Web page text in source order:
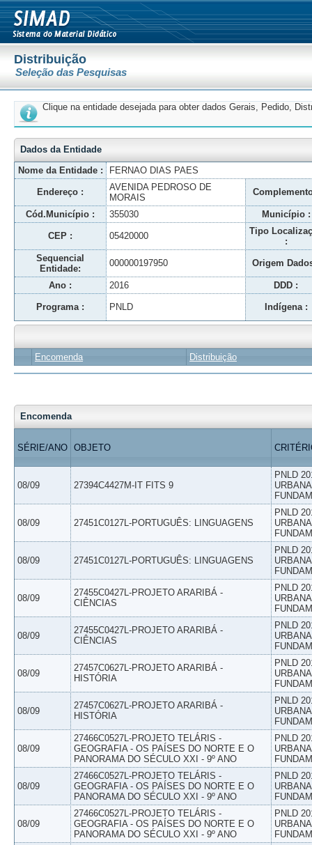
Distribuição
Seleção das Pesquisas
Clique na entidade desejada para obter dados Gerais, Pedido,
Dados da Entidade
Nome da Entidade :
FERNAO DIAS PAES
Endereço :
AVENIDA PEDROSO DE
MORAIS
Cód.Município : 355030 Município :
CEP : 05420000
Tipo
:
Sequencial
Entidade:
000000197950 Origem
Ano : 2016 DDD :
Programa : PNLD Indígena :
Encomenda Distribuição
Encomenda
SÉRIE/ANO OBJETO
08/09 27394C4427M-IT FITS 9
PNLD
08/09 27451C0127L-PORTUGUÊS: LINGUAGENS
PNLD
08/09 27451C0127L-PORTUGUÊS: LINGUAGENS
PNLD
08/09
27455C0427L-PROJETO ARARIBÁ -
CIÊNCIAS
PNLD
08/09
27455C0427L-PROJETO ARARIBÁ -
CIÊNCIAS
PNLD
08/09
27457C0627L-PROJETO ARARIBÁ -
HISTÓRIA
PNLD
08/09
27457C0627L-PROJETO ARARIBÁ -
HISTÓRIA
PNLD
08/09
27466C0527L-PROJETO TELÁRIS -
GEOGRAFIA - OS PAÍSES DO NORTE E O
PANORAMA DO SÉCULO XXI - 9º ANO
PNLD
08/09
27466C0527L-PROJETO TELÁRIS -
GEOGRAFIA - OS PAÍSES DO NORTE E O
PANORAMA DO SÉCULO XXI - 9º ANO
PNLD
08/09
27466C0527L-PROJETO TELÁRIS -
GEOGRAFIA - OS PAÍSES DO NORTE E O
PANORAMA DO SÉCULO XXI - 9º ANO
PNLD